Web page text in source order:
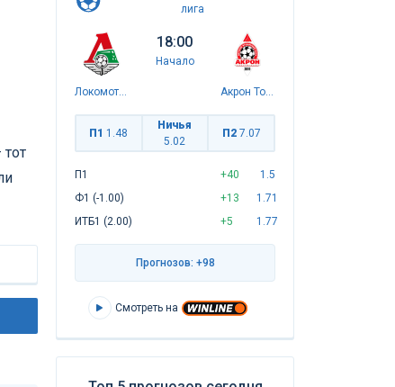
лига
Локомотив
18:00
Начало
Акрон Тольятти
П1 1.48
Ничья
5.02
П2 7.07
П1 +40
1.5
Ф1 (-1.00)
+13
1.71
ИТБ1 (2.00)
+5 1.77
Прогнозов: +98
Смотреть на